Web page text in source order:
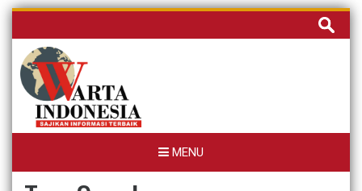
Skip
content
Cari
untuk:
MENU